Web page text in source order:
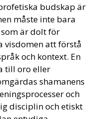
budskap är
måste inte bara
som är dolt för
visdomen att förstå
och kontext. En
till oro eller
shamanens
och
disciplin och etiskt